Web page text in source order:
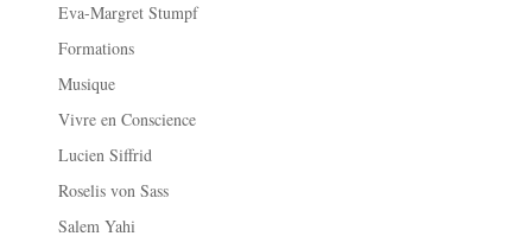
Eva-Margret Stumpf
Formations
Musique
Vivre en Conscience
Lucien Siffrid
Roselis von Sass
Salem Yahi